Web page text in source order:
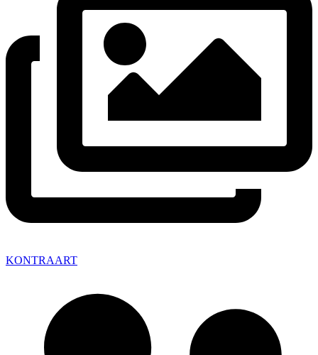
KONTRAART